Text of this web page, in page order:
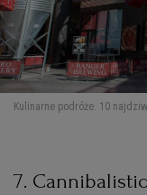
Kulinarne podróże. 10
7.